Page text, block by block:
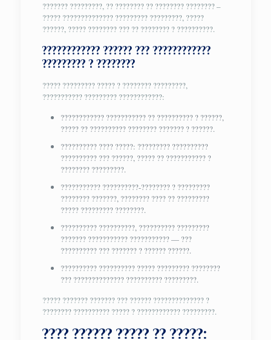
??????? ?????????, ?? ???????? ?? ???????? ???????? –
????? ?????????????? ????????? ?????????, ?????
??????, ????? ???????? ??? ?? ???????? ? ??????????.
???????????? ?????? ??? ????????????
????????? ? ????????
????? ????????? ????? ? ???????? ?????????,
??????????? ????????? ????????????:
???????????? ??????????? ?? ?????????? ? ??????,
????? ?? ?????????? ???????? ??????? ? ??????.
?????????? ???? ?????: ????????? ??????????
?????????? ??? ??????, ????? ?? ??????????? ?
???????? ?????????.
??????????? ??????????-???????? ? ?????????
???????? ???????, ???????? ???? ?? ?????????
????? ????????? ????????.
?????????? ??????????, ?????????? ?????????
??????? ??????????? ??????????? — ???
?????????? ??? ??????? ? ?????? ??????.
?????????? ?????????? ????? ????????? ????????
??? ?????????????? ?????????? ?????????.
????? ??????? ??????? ??? ?????? ?????????????? ?
???????? ?????????? ????? ? ???????????? ?????????.
???? ?????? ????? ?? ?????: